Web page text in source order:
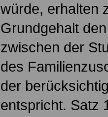
würde, erhalten
Grundgehalt
zwischen der
des
der
entspricht. Satz